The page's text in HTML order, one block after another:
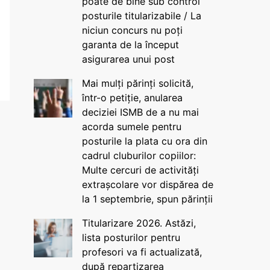
posturile titularizabile / La
niciun concurs nu poți
garanta de la început
asigurarea unui post
Mai mulți părinți solicită,
într-o petiție, anularea
deciziei ISMB de a nu mai
acorda sumele pentru
posturile la plata cu ora din
cadrul cluburilor copiilor:
Multe cercuri de activități
extrașcolare vor dispărea de
la 1 septembrie, spun părinții
Titularizare 2026. Astăzi,
lista posturilor pentru
profesori va fi actualizată,
după repartizarea